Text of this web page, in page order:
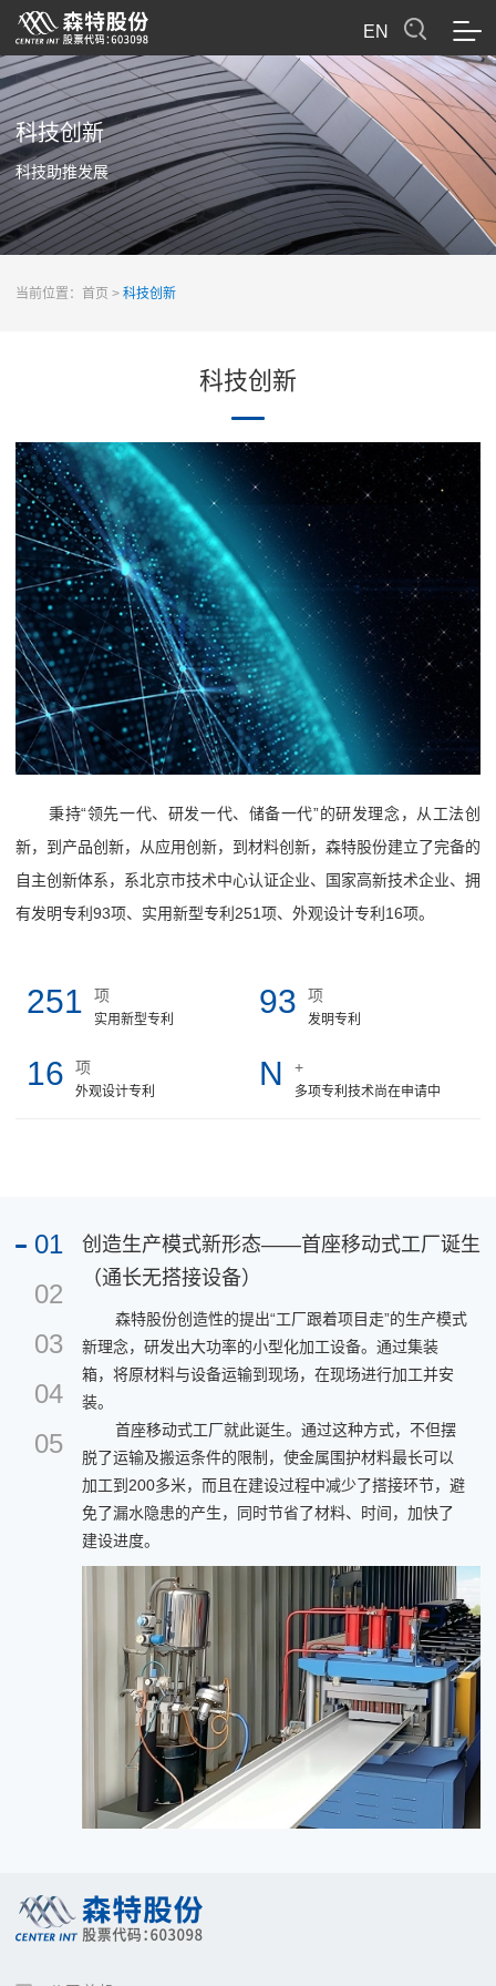
EN
科技创新
科技助推发展
当前位置： 首页 > 科技创新
科技创新
秉持“领先一代、研发一代、储备一代”的研发理念，从工法创
新，到产品创新，从应用创新，到材料创新，森特股份建立了完备的
自主创新体系，系北京市技术中心认证企业、国家高新技术企业、拥
有发明专利93项、实用新型专利251项、外观设计专利16项。
251 项
实用新型专利 93 项
发明专利
16 项
外观设计专利 N +
多项专利技术尚在申请中
01
02
03
04
05
创造生产模式新形态——首座移动式工厂诞生
（通长无搭接设备）
森特股份创造性的提出“工厂跟着项目走”的生产模式
新理念，研发出大功率的小型化加工设备。通过集装
箱，将原材料与设备运输到现场，在现场进行加工并安
装。
首座移动式工厂就此诞生。通过这种方式，不但摆
脱了运输及搬运条件的限制，使金属围护材料最长可以
加工到200多米，而且在建设过程中减少了搭接环节，避
免了漏水隐患的产生，同时节省了材料、时间，加快了
建设进度。